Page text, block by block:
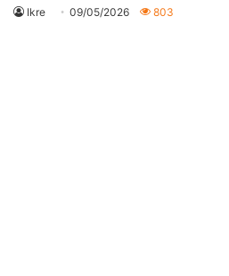
Ikre 09/05/2026 803